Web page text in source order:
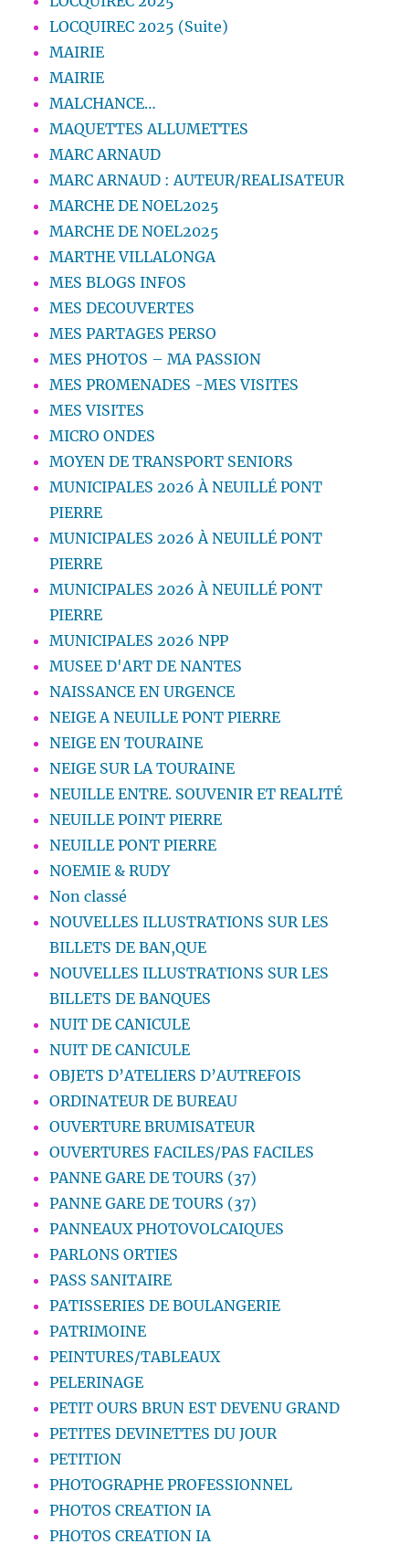
LOCQUIREC 2025 (Suite)
MAIRIE
MAIRIE
MALCHANCE…
MAQUETTES ALLUMETTES
MARC ARNAUD
MARC ARNAUD : AUTEUR/REALISATEUR
MARCHE DE NOEL2025
MARCHE DE NOEL2025
MARTHE VILLALONGA
MES BLOGS INFOS
MES DECOUVERTES
MES PARTAGES PERSO
MES PHOTOS – MA PASSION
MES PROMENADES -MES VISITES
MES VISITES
MICRO ONDES
MOYEN DE TRANSPORT SENIORS
MUNICIPALES 2026 À NEUILLÉ PONT
PIERRE
MUNICIPALES 2026 À NEUILLÉ PONT
PIERRE
MUNICIPALES 2026 À NEUILLÉ PONT
PIERRE
MUNICIPALES 2026 NPP
MUSEE D'ART DE NANTES
NAISSANCE EN URGENCE
NEIGE A NEUILLE PONT PIERRE
NEIGE EN TOURAINE
NEIGE SUR LA TOURAINE
NEUILLE ENTRE. SOUVENIR ET REALITÉ
NEUILLE POINT PIERRE
NEUILLE PONT PIERRE
NOEMIE & RUDY
Non classé
NOUVELLES ILLUSTRATIONS SUR LES
BILLETS DE BAN,QUE
NOUVELLES ILLUSTRATIONS SUR LES
BILLETS DE BANQUES
NUIT DE CANICULE
NUIT DE CANICULE
OBJETS D’ATELIERS D’AUTREFOIS
ORDINATEUR DE BUREAU
OUVERTURE BRUMISATEUR
OUVERTURES FACILES/PAS FACILES
PANNE GARE DE TOURS (37)
PANNE GARE DE TOURS (37)
PANNEAUX PHOTOVOLCAIQUES
PARLONS ORTIES
PASS SANITAIRE
PATISSERIES DE BOULANGERIE
PATRIMOINE
PEINTURES/TABLEAUX
PELERINAGE
PETIT OURS BRUN EST DEVENU GRAND
PETITES DEVINETTES DU JOUR
PETITION
PHOTOGRAPHE PROFESSIONNEL
PHOTOS CREATION IA
PHOTOS CREATION IA